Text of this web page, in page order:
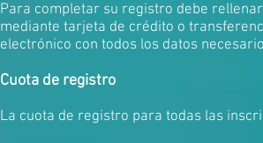
Para completar su registro debe
mediante tarjeta de crédito o
electrónico con todos los datos
Cuota de registro
La cuota de registro para todas las